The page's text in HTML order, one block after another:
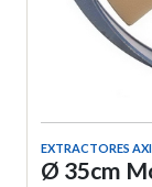
EXTRACTORES
Ø 35cm